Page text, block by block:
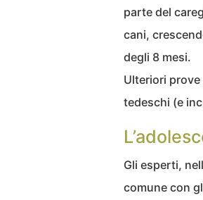
parte del
cani,
degli 8 mesi.
Ulteriori prove
tedeschi (e
Gli esperti,
comune con